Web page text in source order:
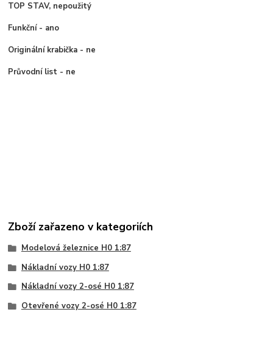
TOP STAV, nepoužitý
Funkční - ano
Originální krabička - ne
Průvodní list - ne
Zboží zařazeno v kategoriích
Modelová železnice H0 1:87
Nákladní vozy H0 1:87
Nákladní vozy 2-osé H0 1:87
Otevřené vozy 2-osé H0 1:87